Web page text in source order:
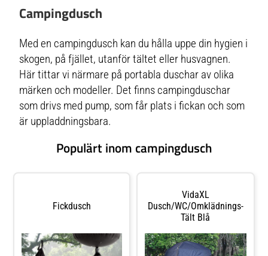
Campingdusch
Med en campingdusch kan du hålla uppe din hygien i
skogen, på fjället, utanför tältet eller husvagnen.
Här tittar vi närmare på portabla duschar av olika
märken och modeller. Det finns campingduschar
som drivs med pump, som får plats i fickan och som
är uppladdningsbara.
Populärt inom campingdusch
Fickdusch
VidaXL
Dusch/WC/omklädnings-
Tält Blå